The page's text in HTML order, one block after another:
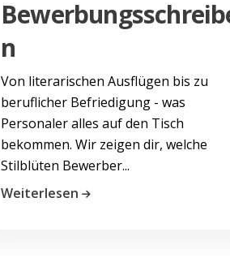
n
Von literarischen Ausflügen bis zu
beruflicher Befriedigung - was
Personaler alles auf den Tisch
bekommen. Wir zeigen dir, welche
Stilblüten Bewerber...
Weiterlesen